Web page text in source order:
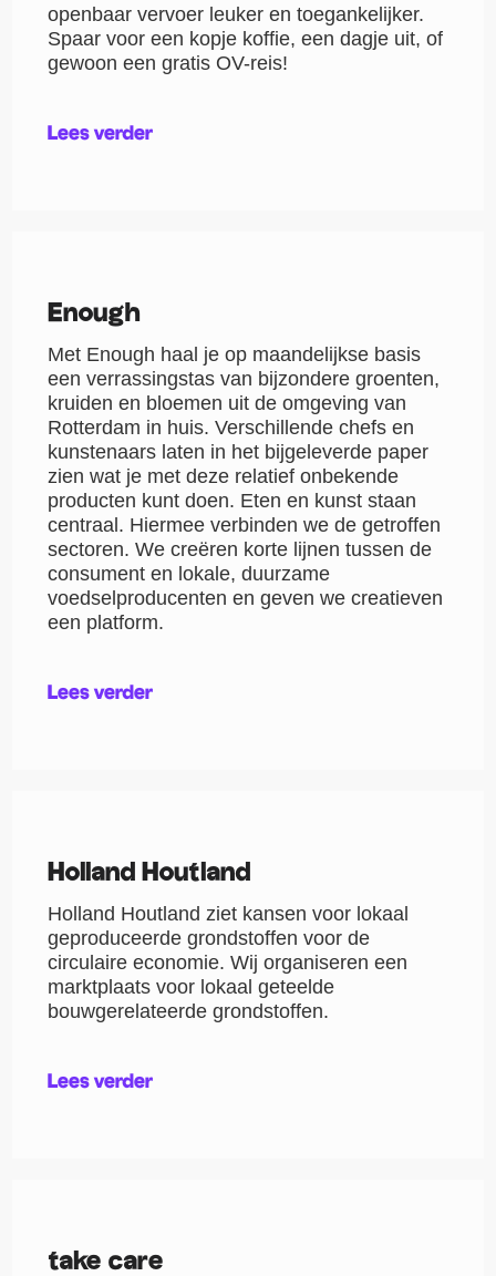
openbaar vervoer leuker en toegankelijker.
Spaar voor een kopje koffie, een dagje uit, of
gewoon een gratis OV-reis!
Lees verder
Enough
Met Enough haal je op maandelijkse basis
een verrassingstas van bijzondere groenten,
kruiden en bloemen uit de omgeving van
Rotterdam in huis. Verschillende chefs en
kunstenaars laten in het bijgeleverde paper
zien wat je met deze relatief onbekende
producten kunt doen. Eten en kunst staan
centraal. Hiermee verbinden we de getroffen
sectoren. We creëren korte lijnen tussen de
consument en lokale, duurzame
voedselproducenten en geven we creatieven
een platform.
Lees verder
Holland Houtland
Holland Houtland ziet kansen voor lokaal
geproduceerde grondstoffen voor de
circulaire economie. Wij organiseren een
marktplaats voor lokaal geteelde
bouwgerelateerde grondstoffen.
Lees verder
take care